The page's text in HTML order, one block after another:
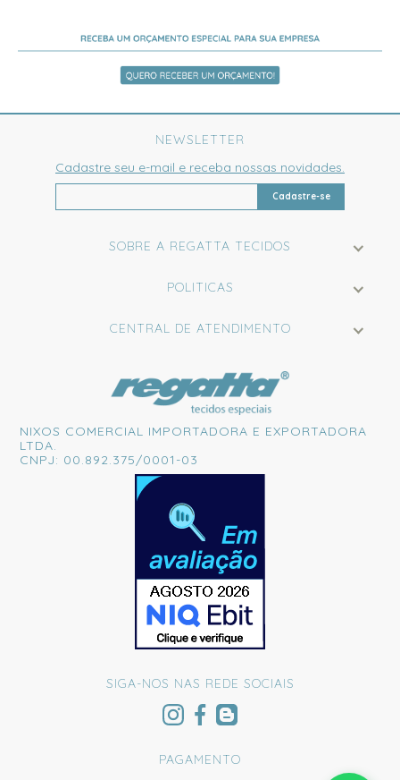
SOBRE A REGATTA TECIDOS
POLITICAS
CENTRAL DE ATENDIMENTO
NEWSLETTER
Cadastre seu e-mail e receba nossas novidades.
Cadastre-se
NIXOS COMERCIAL IMPORTADORA E EXPORTADORA
LTDA.
CNPJ: 00.892.375/0001-03
SIGA-NOS NAS REDE SOCIAIS
PAGAMENTO